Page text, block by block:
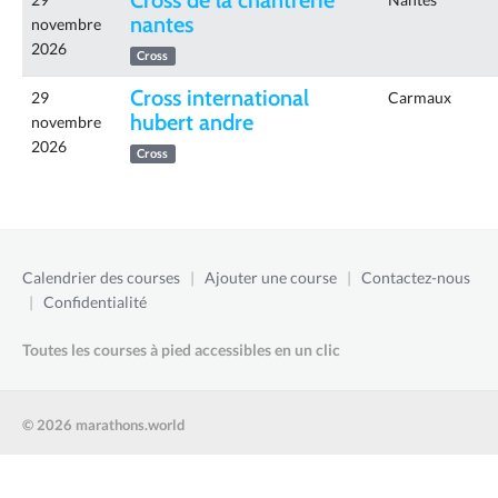
novembre
2026
nantes
Cross
29
novembre
2026
Cross international
hubert andre
Cross
Carmaux
Calendrier des courses | Ajouter une course | Contactez-nous
| Confidentialité
Toutes les courses à pied accessibles en un clic
© 2026 marathons.world